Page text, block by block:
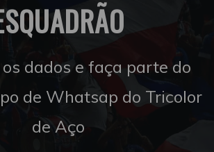
dados e faça parte do
de Whatsap do Tricolor
de Aço